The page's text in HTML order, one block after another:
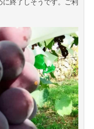
終了しそうです。ご利